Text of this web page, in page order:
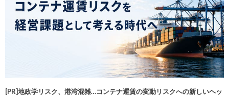
[PR]地政学リスク、港湾混雑…コンテナ運賃の変動リスクへの新しいヘッ